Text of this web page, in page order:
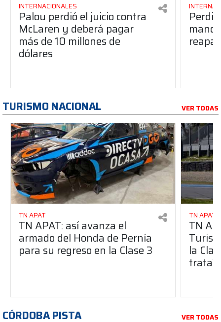
INTERNACIONALES
Palou perdió el juicio contra
McLaren y deberá pagar
más de 10 millones de
dólares
TURISMO NACIONAL VER TODAS
TN APAT
TN APAT: así avanza el
armado del Honda de Pernía
para su regreso en la Clase 3
TN APAT
TN
la
trata?
CÓRDOBA PISTA VER TODAS